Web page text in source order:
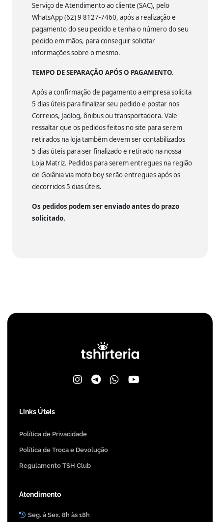
Serviço de Atendimento ao cliente (SAC), pelo
WhatsApp (62) 9 8127-7460, após a realização e
pagamento do seu pedido e tenha o número do seu
pedido em mãos, para conseguir solicitar
informações sobre o mesmo.
TEMPO DE SEPARAÇÃO APÓS O PAGAMENTO.
Após a confirmação de pagamento a empresa solicita
5 dias úteis para finalizar seu pedido e postar nos
Correios, Jadlog, ônibus ou transportadora. Vale
ressaltar que os pedidos feitos no site para serem
retirados na loja também devem ser contabilizados
5 dias úteis para ser finalizado e retirado na nossa
Loja Matriz. Pedidos para serem entregues na região
de Goiânia via moto boy serão entregues após os
decorridos 5 dias úteis.
Os pedidos podem ser enviado antes do prazo
solicitado.
Links Úteis
Política de Privacidade
Política de Troca e Devolução
Regulamento TSH Club
Atendimento
Seg. à Sex. 8h às 18h